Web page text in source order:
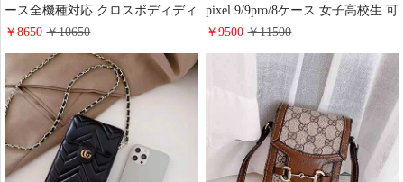
ース全機種対応 クロスボディディ
オール アイホン
ース皮製 アイフォン 12/12 mini
dior スマホケース 女性力満点アイ
ホンX保護ケース diorケースカー
ド収納
￥8650￥10650
pixel 9/9pro/8ケース 女子高校生 可
愛い burberry iPhone Xperia Galaxy
ブランド柄 スマホショルダーポー
チ 少女 ファッション
￥9500￥11500